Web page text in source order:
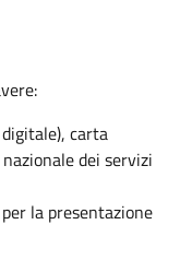
carta
dei servizi
la presentazione